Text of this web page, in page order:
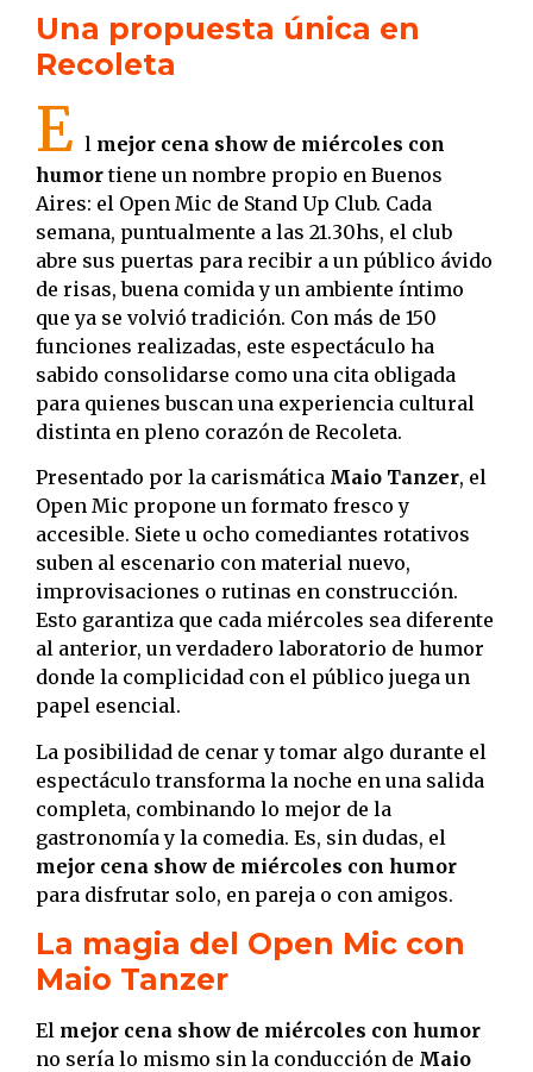
Una propuesta única en
Recoleta
E l mejor cena show de miércoles con
humortiene un nombre propio en Buenos
Aires: el Open Mic de Stand Up Club. Cada
semana, puntualmente a las 21.30hs, el club
abre sus puertas para recibir a un público ávido
de risas, buena comida y un ambiente íntimo
que ya se volvió tradición. Con más de 150
funciones realizadas, este espectáculo ha
sabido consolidarse como una cita obligada
para quienes buscan una experiencia cultural
distinta en pleno corazón de Recoleta.
Presentado por la carismática Maio Tanzer, el
Open Mic propone un formato fresco y
accesible. Siete u ocho comediantes rotativos
suben al escenario con material nuevo,
improvisaciones o rutinas en construcción.
Esto garantiza que cada miércoles sea diferente
al anterior, un verdadero laboratorio de humor
donde la complicidad con el público juega un
papel esencial.
La posibilidad de cenar y tomar algo durante el
espectáculo transforma la noche en una salida
completa, combinando lo mejor de la
gastronomía y la comedia. Es, sin dudas, el
mejor cena show de miércoles con humor
para disfrutar solo, en pareja o con amigos.
La magia del Open Mic con
Maio Tanzer
El mejor cena show de miércoles con humor
no sería lo mismo sin la conducción de Maio